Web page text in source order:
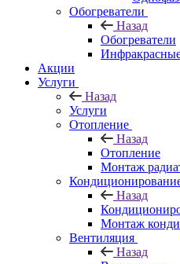
Обогреватели
Назад
Обогреватели
Акции
Услуги
Назад
Услуги
Отопление
Назад
Отопление
Монтаж
Назад
Монтаж
Вентиляция
Назад